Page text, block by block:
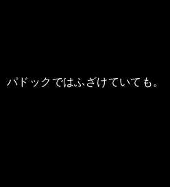
パドックではふざけていても。